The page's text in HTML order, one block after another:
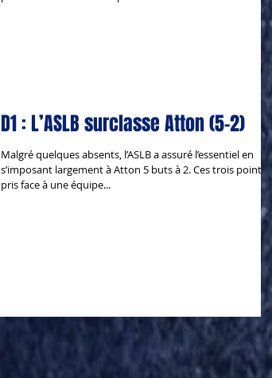
D1 : L’ASLB surclasse Atton (5-2)
Malgré quelques absents, l’ASLB a assuré l’essentiel en
s’imposant largement à Atton 5 buts à 2. Ces trois points
pris face à une équipe...